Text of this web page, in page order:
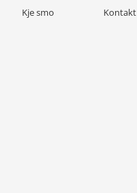
Kje smo Kontakt